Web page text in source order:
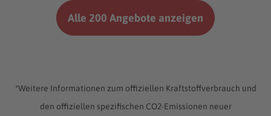
Alle 200 Angebote anzeigen
*Weitere Informationen zum offiziellen Kraftstoffverbrauch und
den offiziellen spezifischen CO2-Emissionen neuer